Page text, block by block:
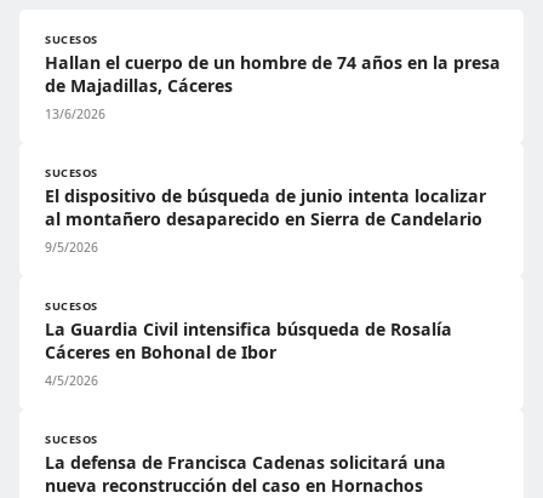
SUCESOS
Hallan el cuerpo de un hombre de 74 años en la presa
de Majadillas, Cáceres
13/6/2026
SUCESOS
El dispositivo de búsqueda de junio intenta localizar
al montañero desaparecido en Sierra de Candelario
9/5/2026
SUCESOS
La Guardia Civil intensifica búsqueda de Rosalía
Cáceres en Bohonal de Ibor
4/5/2026
SUCESOS
La defensa de Francisca Cadenas solicitará una
nueva reconstrucción del caso en Hornachos